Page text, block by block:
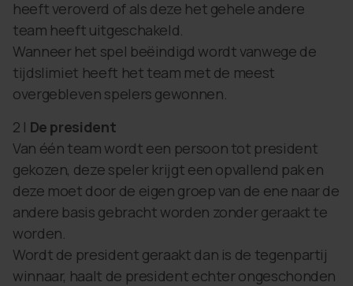
heeft veroverd of als deze het gehele andere
team heeft uitgeschakeld.
Wanneer het spel beëindigd wordt vanwege de
tijdslimiet heeft het team met de meest
overgebleven spelers gewonnen.
2 | De president
Van één team wordt een persoon tot president
gekozen, deze speler krijgt een opvallend pak en
deze moet door de eigen groep van de ene naar de
andere basis gebracht worden zonder geraakt te
worden.
Wordt de president geraakt dan is de tegenpartij
winnaar, haalt de president echter ongeschonden